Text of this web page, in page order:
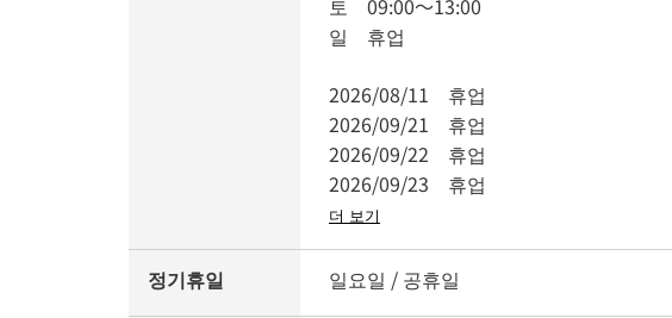
토 09:00～13:00
일 휴업
2026/08/11 휴업
2026/09/21 휴업
2026/09/22 휴업
2026/09/23 휴업
더 보기
정기휴일 일요일 / 공휴일